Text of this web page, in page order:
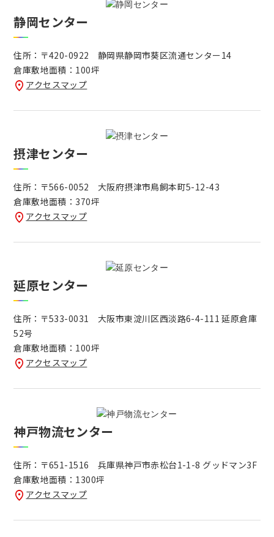
静岡センター
住所：〒420-0922 静岡県静岡市葵区流通センター14
倉庫敷地面積：100坪
アクセスマップ
摂津センター
住所：〒566-0052 大阪府摂津市鳥飼本町5-12-43
倉庫敷地面積：370坪
アクセスマップ
延原センター
住所：〒533-0031 大阪市東淀川区西淡路6-4-111 延原倉庫
52号
倉庫敷地面積：100坪
アクセスマップ
神戸物流センター
住所：〒651-1516 兵庫県神戸市赤松台1-1-8 グッドマン3F
倉庫敷地面積：1300坪
アクセスマップ